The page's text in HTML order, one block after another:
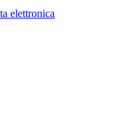
elettronica